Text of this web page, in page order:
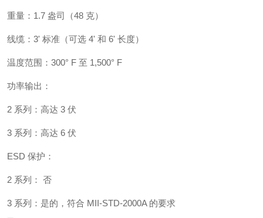
重量：1.7 盎司（48 克）
线缆：3' 标准（可选 4' 和 6' 长度）
温度范围：300° F 至 1,500° F
功率输出：
2 系列：高达 3 伏
3 系列：高达 6 伏
ESD 保护：
2 系列： 否
3 系列：是的，符合 MII-STD-2000A 的要求